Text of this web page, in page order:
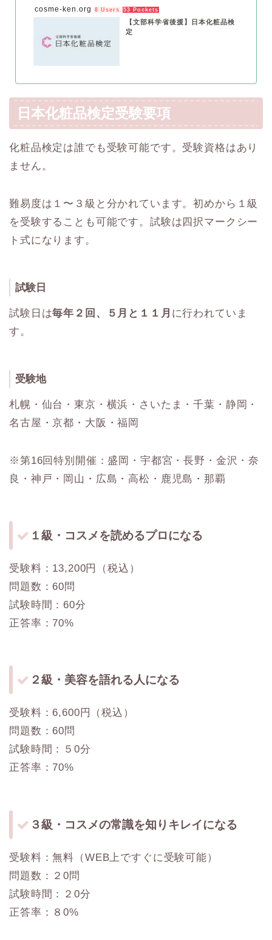
cosme-ken.org 8 Users 53 Pockets
【文部科学省後援】日本化粧品検
定
日本化粧品検定受験要項
化粧品検定は誰でも受験可能です。受験資格はあり
ません。
難易度は１〜３級と分かれています。初めから１級
を受験することも可能です。試験は四択マークシー
ト式になります。
試験日
試験日は毎年２回、５月と１１月 に行われていま
す。
受験地
札幌・仙台・東京・横浜・さいたま・千葉・静岡・
名古屋・京都・大阪・福岡
※第16回特別開催：盛岡・宇都宮・長野・金沢・奈
良・神戸・岡山・広島・高松・鹿児島・那覇
１級・コスメを読めるプロになる
受験料：13,200円（税込）
問題数：60問
試験時間：60分
正答率：70%
２級・美容を語れる人になる
受験料：6,600円（税込）
問題数：60問
試験時間：５0分
正答率：70%
３級・コスメの常識を知りキレイになる
受験料：無料（WEB上ですぐに受験可能）
問題数：２0問
試験時間：２0分
正答率：８0%